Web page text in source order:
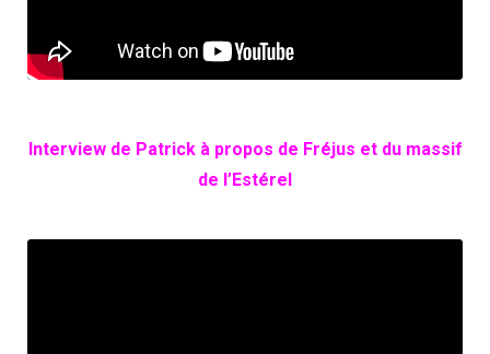
Interview de Patrick à propos de Fréjus et du massif
de l’Estérel